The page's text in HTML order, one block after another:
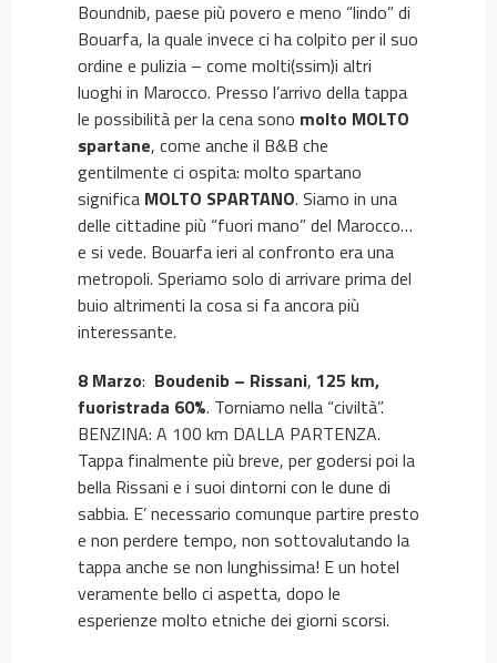
Boundnib, paese più povero e meno “lindo” di
Bouarfa, la quale invece ci ha colpito per il suo
ordine e pulizia – come molti(ssim)i altri
luoghi in Marocco. Presso l’arrivo della tappa
le possibilità per la cena sono molto MOLTO
spartane, come anche il B&B che
gentilmente ci ospita: molto spartano
significa MOLTO SPARTANO. Siamo in una
delle cittadine più “fuori mano” del Marocco…
e si vede. Bouarfa ieri al confronto era una
metropoli. Speriamo solo di arrivare prima del
buio altrimenti la cosa si fa ancora più
interessante.
8 Marzo: Boudenib – Rissani, 125 km,
fuoristrada 60%. Torniamo nella “civiltà”.
BENZINA: A 100 km DALLA PARTENZA.
Tappa finalmente più breve, per godersi poi la
bella Rissani e i suoi dintorni con le dune di
sabbia. E’ necessario comunque partire presto
e non perdere tempo, non sottovalutando la
tappa anche se non lunghissima! E un hotel
veramente bello ci aspetta, dopo le
esperienze molto etniche dei giorni scorsi.